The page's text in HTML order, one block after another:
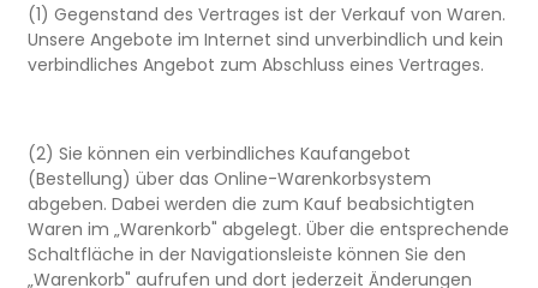
(1) Gegenstand des Vertrages ist der Verkauf von Waren.
Unsere Angebote im Internet sind unverbindlich und kein
verbindliches Angebot zum Abschluss eines Vertrages.
(2) Sie können ein verbindliches Kaufangebot
(Bestellung) über das Online-Warenkorbsystem
abgeben. Dabei werden die zum Kauf beabsichtigten
Waren im „Warenkorb" abgelegt. Über die entsprechende
Schaltfläche in der Navigationsleiste können Sie den
„Warenkorb" aufrufen und dort jederzeit Änderungen